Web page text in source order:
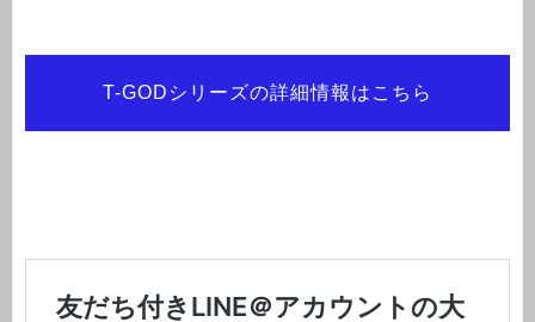
T-GODシリーズの詳細情報はこちら